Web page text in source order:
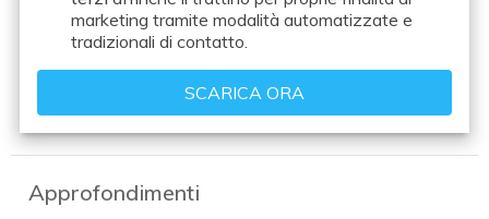
marketing tramite modalità automatizzate e
tradizionali di contatto.
Approfondimenti